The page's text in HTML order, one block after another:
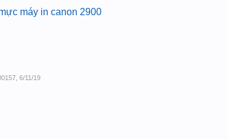
máy in canon 2900
6/11/19